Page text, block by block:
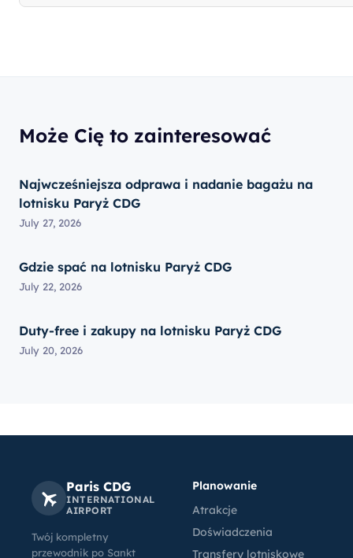
Może Cię to zainteresować
Najwcześniejsza odprawa i nadanie bagażu na
lotnisku Paryż CDG
July 27, 2026
Gdzie spać na lotnisku Paryż CDG
July 22, 2026
Duty-free i zakupy na lotnisku Paryż CDG
July 20, 2026
Paris CDG
INTERNATIONAL
AIRPORT
Twój kompletny
przewodnik po Sankt
Planowanie
Atrakcje
Doświadczenia
Transfery lotniskowe